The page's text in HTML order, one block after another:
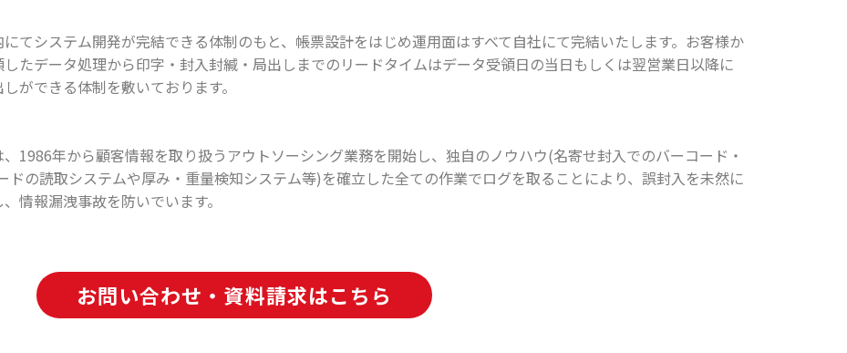
にてシステム開発が完結できる体制のもと、帳票設計をはじめ運用面はすべて自社にて完結いたします。お客様か
したデータ処理から印字・封入封緘・局出しまでのリードタイムはデータ受領日の当日もしくは翌営業日以降に
ができる体制を敷いております。
1986年から顧客情報を取り扱うアウトソーシング業務を開始し、独自のノウハウ(名寄せ封入でのバーコード・
ドの読取システムや厚み・重量検知システム等)を確立した全ての作業でログを取ることにより、誤封入を未然に
情報漏洩事故を防いでいます。
お問い合わせ・資料請求はこちら